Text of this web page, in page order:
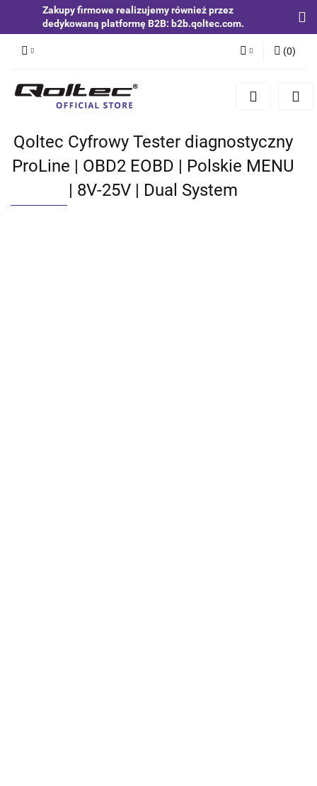
Zakupy firmowe realizujemy również przez
dedykowaną platformę B2B: b2b.qoltec.com.
Zaloguj się
Zgody cookies
(0)
Qoltec Cyfrowy Tester diagnostyczny
ProLine | OBD2 EOBD | Polskie MENU
| 8V-25V | Dual System